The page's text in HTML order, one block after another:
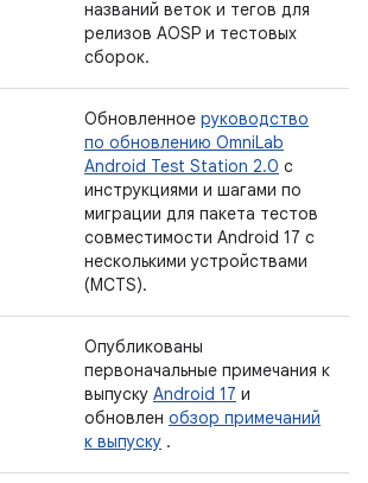
названий веток и тегов для
релизов AOSP и тестовых
сборок.
Обновленное руководство
по обновлению OmniLab
Android Test Station 2.0 с
инструкциями и шагами по
миграции для пакета тестов
совместимости Android 17 с
несколькими устройствами
(MCTS).
Опубликованы
первоначальные примечания к
выпуску Android 17 и
обновлен обзор примечаний
к выпуску .